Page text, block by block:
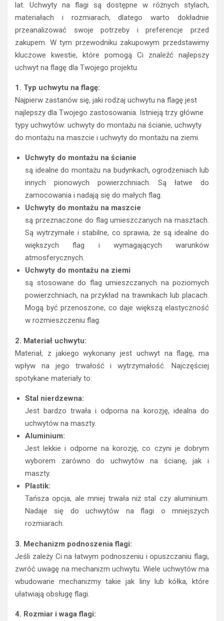
lat. Uchwyty na flagi są dostępne w różnych stylach,
materiałach i rozmiarach, dlatego warto dokładnie
przeanalizować swoje potrzeby i preferencje przed
zakupem. W tym przewodniku zakupowym przedstawimy
kluczowe kwestie, które pomogą Ci znaleźć najlepszy
uchwyt na flagę dla Twojego projektu.
1. Typ uchwytu na flagę:
Najpierw zastanów się, jaki rodzaj uchwytu na flagę jest
najlepszy dla Twojego zastosowania. Istnieją trzy główne
typy uchwytów: uchwyty do montażu na ścianie, uchwyty
do montażu na maszcie i uchwyty do montażu na ziemi.
Uchwyty do montażu na ścianie
są idealne do montażu na budynkach, ogrodzeniach lub
innych pionowych powierzchniach. Są łatwe do
zamocowania i nadają się do małych flag.
Uchwyty do montażu na maszcie
są przeznaczone do flag umieszczanych na masztach.
Są wytrzymałe i stabilne, co sprawia, że są idealne do
większych flag i wymagających warunków
atmosferycznych.
Uchwyty do montażu na ziemi
są stosowane do flag umieszczanych na poziomych
powierzchniach, na przykład na trawnikach lub placach.
Mogą być przenoszone, co daje większą elastyczność
w rozmieszczeniu flag.
2. Materiał uchwytu:
Materiał, z jakiego wykonany jest uchwyt na flagę, ma
wpływ na jego trwałość i wytrzymałość. Najczęściej
spotykane materiały to:
Stal nierdzewna:
Jest bardzo trwała i odporna na korozję, idealna do
uchwytów na maszty.
Aluminium:
Jest lekkie i odporne na korozję, co czyni je dobrym
wyborem zarówno do uchwytów na ścianę, jak i
maszty.
Plastik:
Tańsza opcja, ale mniej trwała niż stal czy aluminium.
Nadaje się do uchwytów na flagi o mniejszych
rozmiarach.
3. Mechanizm podnoszenia flagi:
Jeśli zależy Ci na łatwym podnoszeniu i opuszczaniu flagi,
zwróć uwagę na mechanizm uchwytu. Wiele uchwytów ma
wbudowane mechanizmy takie jak liny lub kółka, które
ułatwiają obsługę flagi.
4. Rozmiar i waga flagi: